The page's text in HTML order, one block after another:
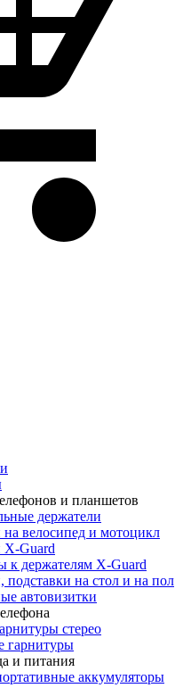
и планшетов
держатели
велосипед и мотоцикл
X-Guard
к держателям X-Guard
подставки на стол и на пол
автовизитки
стерео
гарнитуры
и питания
аккумуляторы